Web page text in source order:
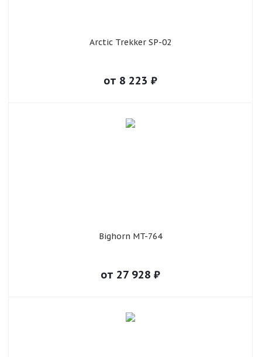
Arctic Trekker SP-02
от 8 223 ₽
Bighorn MT-764
от 27 928 ₽